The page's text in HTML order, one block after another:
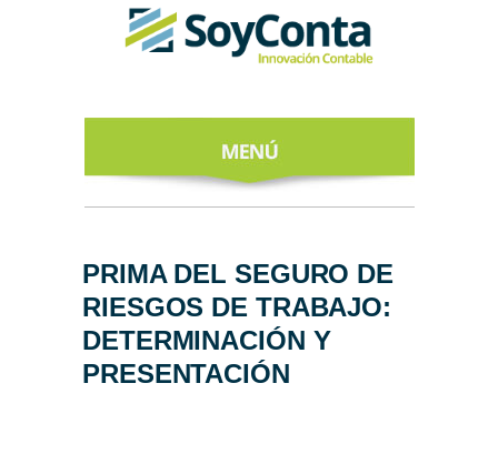
ACERCA DE
NUESTROS
EXPERTOS
TODO SOBRE
PRIMA DEL SEGURO DE
RIESGOS DE TRABAJO:
DETERMINACIÓN Y
PRESENTACIÓN